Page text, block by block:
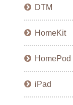
DTM
HomeKit
HomePod
iPad